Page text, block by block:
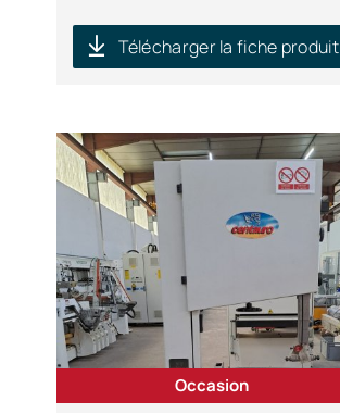
Télécharger la fiche produit
Occasion